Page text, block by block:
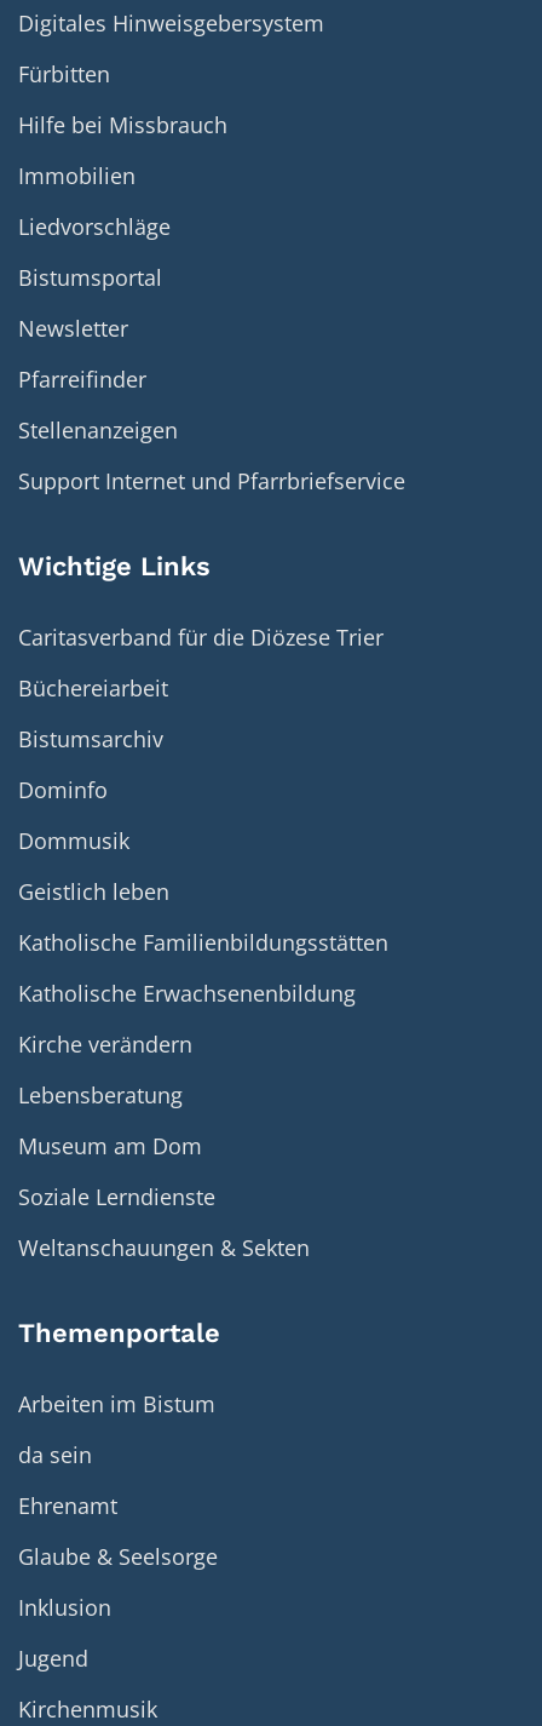
Digitales Hinweisgebersystem
Fürbitten
Hilfe bei Missbrauch
Immobilien
Liedvorschläge
Bistumsportal
Newsletter
Pfarreifinder
Stellenanzeigen
Support Internet und Pfarrbriefservice
Wichtige Links
Caritasverband für die Diözese Trier
Büchereiarbeit
Bistumsarchiv
Dominfo
Dommusik
Geistlich leben
Katholische Familienbildungsstätten
Katholische Erwachsenenbildung
Kirche verändern
Lebensberatung
Museum am Dom
Soziale Lerndienste
Weltanschauungen & Sekten
Themenportale
Arbeiten im Bistum
da sein
Ehrenamt
Glaube & Seelsorge
Inklusion
Jugend
Kirchenmusik